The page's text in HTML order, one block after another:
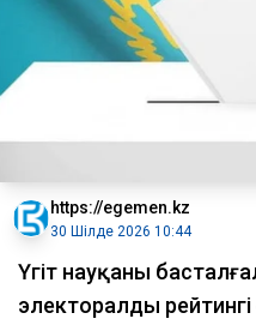
https://egemen.kz
30 Шілде 2026 10:44
Үгіт науқаны
электоралды рейтингі